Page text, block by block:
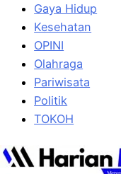
Gaya Hidup
Kesehatan
OPINI
Olahraga
Pariwisata
Politik
TOKOH